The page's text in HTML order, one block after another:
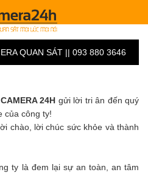
QUAN SÁT || 093 880 3646
24H gửi lời tri ân đến quý
của công ty!
chào, lời chúc sức khỏe và thành
ty là đem lại sự an toàn, an tâm